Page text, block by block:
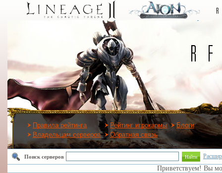
Правила рейтинга Рейтинг игрокармы
Блоги
Владельцам серверов
Обратная связь
Поиск серверов Найти
Приветствуем! Вы